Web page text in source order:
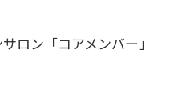
ロン「コアメンバー」